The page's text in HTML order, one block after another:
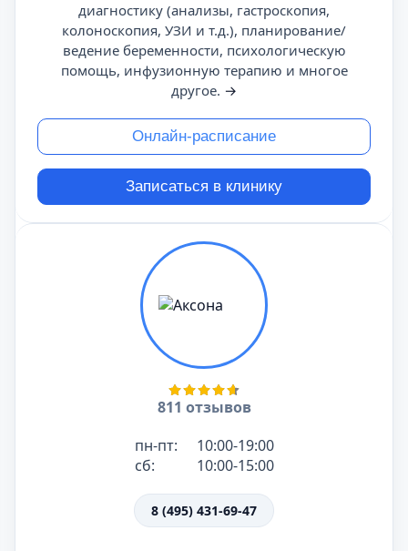
диагностику (анализы, гастроскопия,
колоноскопия, УЗИ и т.д.), планирование/
ведение беременности, психологическую
помощь, инфузионную терапию и многое
другое. →
Онлайн-расписание
Записаться в клинику
811 отзывов
пн-пт:
10:00-19:00
сб:
10:00-15:00
8 (495) 431-69-47